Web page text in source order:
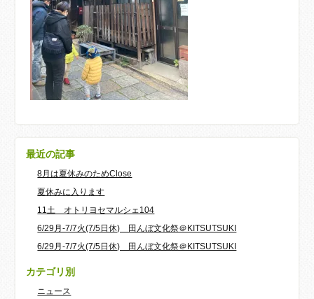
最近の記事
8月は夏休みのためClose
夏休みに入ります
11土 オトリヨセマルシェ104
6/29月-7/7火(7/5日休) 田んぼ文化祭＠KITSUTSUKI
6/29月-7/7火(7/5日休) 田んぼ文化祭＠KITSUTSUKI
カテゴリ別
ニュース